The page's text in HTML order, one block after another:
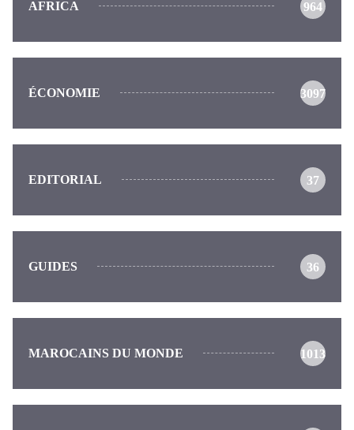
AFRICA 964
ÉCONOMIE 3097
EDITORIAL 37
GUIDES 36
MAROCAINS DU MONDE 1013